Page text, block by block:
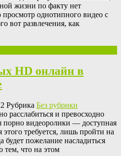
жизни по факту нет
просмотр однотипного видео с
вот развлечения, как
HD онлайн в
Рубрика Без рубрики
расслабиться и превосходно
порно видеоролики — доступная
требуется, лишь пройти на
будет пожелание насладиться
тем, что на этом